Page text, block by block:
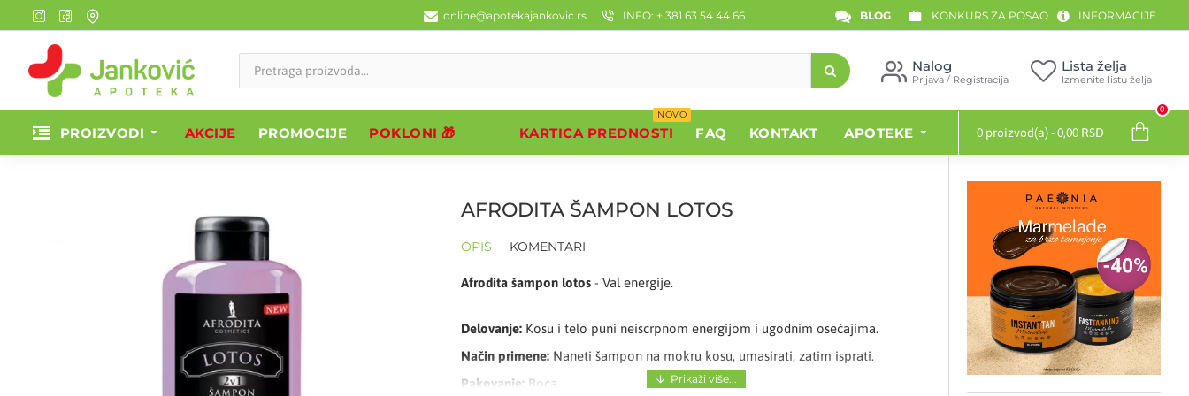
online@apotekajankovic.rs INFO: + 381 63 54 44 66 BLOG KONKURS ZA POSAO INFORMACIJE
Nalog
Prijava / Registracija
Lista želja
Izmenite listu želja
PROIZVODI AKCIJE PROMOCIJE POKLONI 🎁 KARTICA PREDNOSTI
NOVO
FAQ KONTAKT APOTEKE 0 proizvod(a) - 0,00 RSD
0
AFRODITA ŠAMPON LOTOS
OPIS KOMENTARI
Afrodita šampon lotos - Val energije.
Delovanje: Kosu i telo puni neiscrpnom energijom i ugodnim osećajima.
Način primene: Naneti šampon na mokru kosu, umasirati, zatim isprati.
Pakovanje: Boca